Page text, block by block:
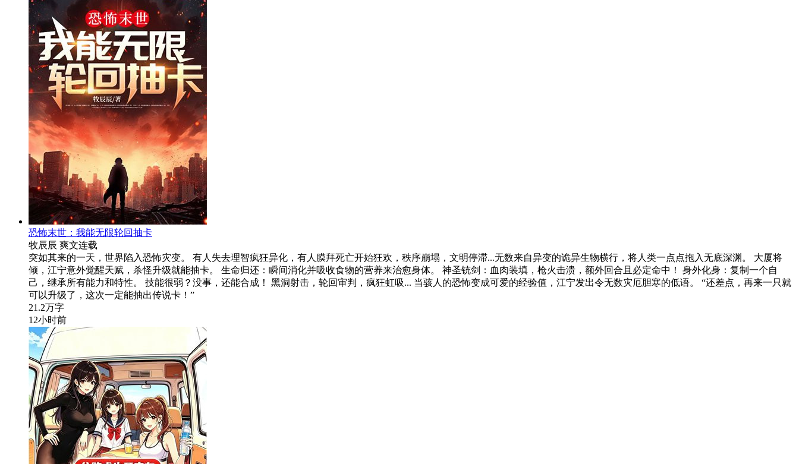
恐怖末世：我能无限轮回抽卡
牧辰辰 爽文连载
突如其来的一天，世界陷入恐怖灾变。 有人失去理智疯狂异化，有人膜拜死亡开始狂欢，秩序崩塌，文明停滞...无数来自异变的诡异生物横行，将人类一点点拖入无底深渊。 大厦将
倾，江宁意外觉醒天赋，杀怪升级就能抽卡。 生命归还：瞬间消化并吸收食物的营养来治愈身体。 神圣铳剑：血肉装填，枪火击溃，额外回合且必定命中！ 身外化身：复制一个自
己，继承所有能力和特性。 技能很弱？没事，还能合成！ 黑洞射击，轮回审判，疯狂虹吸... 当骇人的恐怖变成可爱的经验值，江宁发出令无数灾厄胆寒的低语。 “还差点，再来一只就
可以升级了，这次一定能抽出传说卡！”
21.2万字
12小时前